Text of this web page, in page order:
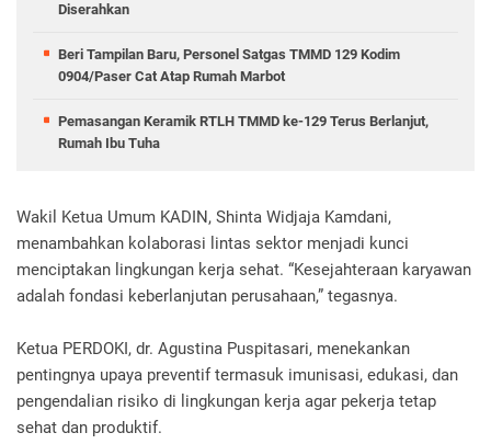
Diserahkan
Beri Tampilan Baru, Personel Satgas TMMD 129 Kodim
0904/Paser Cat Atap Rumah Marbot
Pemasangan Keramik RTLH TMMD ke-129 Terus Berlanjut,
Rumah Ibu Tuha
Wakil Ketua Umum KADIN, Shinta Widjaja Kamdani,
menambahkan kolaborasi lintas sektor menjadi kunci
menciptakan lingkungan kerja sehat. “Kesejahteraan karyawan
adalah fondasi keberlanjutan perusahaan,” tegasnya.
Ketua PERDOKI, dr. Agustina Puspitasari, menekankan
pentingnya upaya preventif termasuk imunisasi, edukasi, dan
pengendalian risiko di lingkungan kerja agar pekerja tetap
sehat dan produktif.